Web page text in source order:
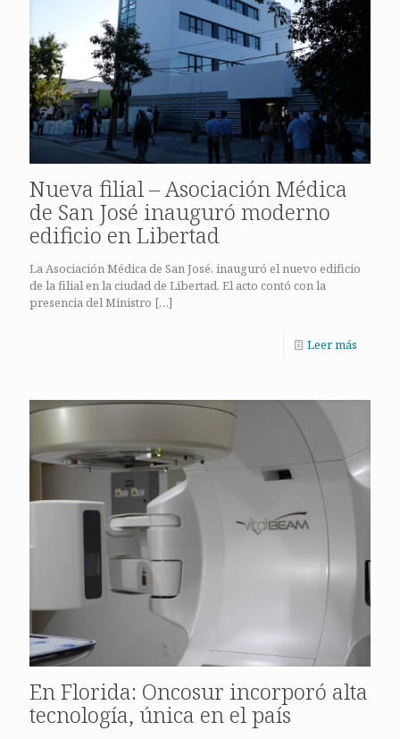
Nueva filial – Asociación Médica
de San José inauguró moderno
edificio en Libertad
La Asociación Médica de San José, inauguró el nuevo edificio
de la filial en la ciudad de Libertad. El acto contó con la
presencia del Ministro […]
Leer más
En Florida: Oncosur incorporó alta
tecnología, única en el país